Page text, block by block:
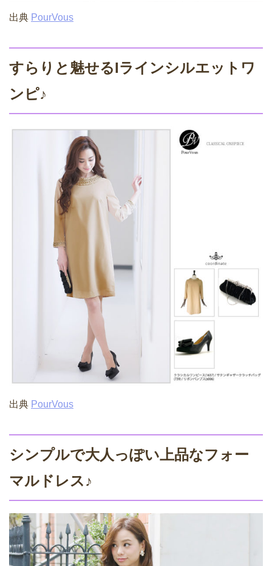
出典 PourVous
すらりと魅せるIラインシルエットワ
ンピ♪
出典 PourVous
シンプルで大人っぽい上品なフォー
マルドレス♪